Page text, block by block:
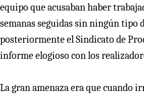
equipo que acusaban haber
semanas seguidas sin ningún tipo
posteriormente el Sindicato de
informe elogioso con los
La gran amenaza era que cuando